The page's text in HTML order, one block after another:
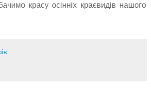
красу осінніх краєвидів нашого